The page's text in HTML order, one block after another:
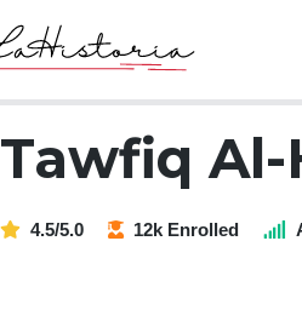
Tawfiq
4.5/5.0 12k Enrolled